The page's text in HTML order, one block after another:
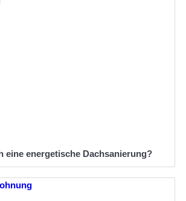
eine energetische Dachsanierung?